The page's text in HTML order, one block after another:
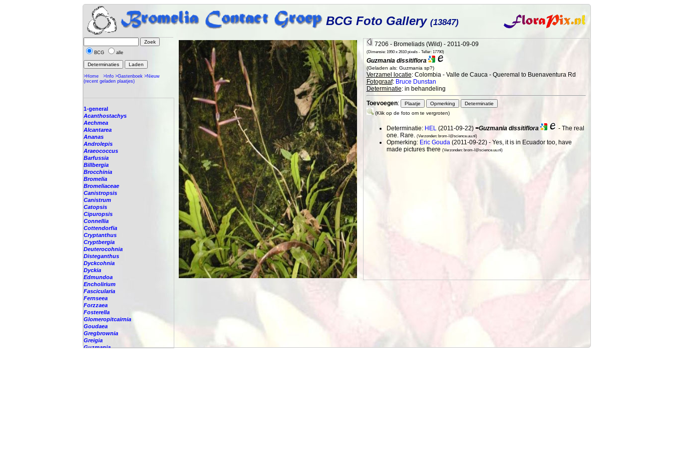
BCG Foto Gallery (13847)
BCG alle
>Home >Info >Gastenboek >Nieuw
(recent geladen plaatjes)
1-general
Acanthostachys
Aechmea
Alcantarea
Ananas
Androlepis
Araeococcus
Barfussia
Billbergia
Brocchinia
Bromelia
Bromeliaceae
Canistropsis
Canistrum
Catopsis
Cipuropsis
Connellia
Cottendorfia
Cryptanthus
Cryptbergia
Deuterocohnia
Disteganthus
Dyckcohnia
Dyckia
Edmundoa
Encholirium
Fascicularia
Fernseea
Forzzaea
Fosterella
Glomeropitcairnia
Goudaea
Gregbrownia
Greigia
Guzmania
7206 - Bromeliads (Wild) - 2011-09-09
(Dimensie: 1950 x 2610 pixels - Teller: 17790)
Guzmania dissitiflora
(Geladen als: Guzmania sp?)
Verzamel locatie: Colombia - Valle de Cauca - Queremal to Buenaventura Rd
Fotograaf: Bruce Dunstan
Determinatie: in behandeling
Toevoegen:
(Klik op de foto om te vergroten)
Determinatie: HEL(2011-09-22) =Guzmania dissitiflora
- The real
one. Rare. (Verzonden: brom-l@science.uu.nl)
Opmerking: Eric Gouda(2011-09-22) - Yes, it is in Ecuador too, have
made pictures there (Verzonden: brom-l@science.uu.nl)